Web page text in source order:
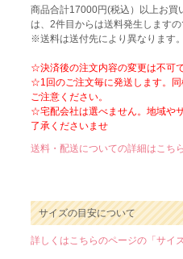
商品合計17000円(税込）以上お買
は、2件目からは送料発生します
※送料は送付先により異なります。
☆決済後の注文内容の変更は不可
☆1回のご注文毎に発送します。
ご注意ください。
☆宅配会社は選べません。地域や
了承くださいませ
送料・配送についての詳細はこちら
サイズの目安について
詳しくはこちらのページの「サイ